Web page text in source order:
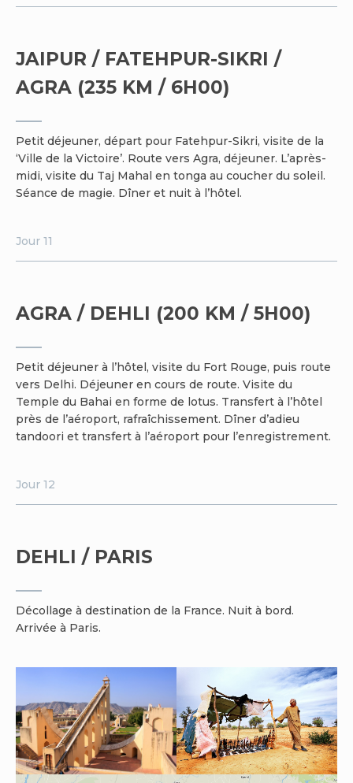
JAIPUR / FATEHPUR-SIKRI /
AGRA (235 KM / 6H00)
Petit déjeuner, départ pour Fatehpur-Sikri, visite de la
‘Ville de la Victoire’. Route vers Agra, déjeuner. L’après-
midi, visite du Taj Mahal en tonga au coucher du soleil.
Séance de magie. Dîner et nuit à l’hôtel.
Jour 11
AGRA / DEHLI (200 KM / 5H00)
Petit déjeuner à l’hôtel, visite du Fort Rouge, puis route
vers Delhi. Déjeuner en cours de route. Visite du
Temple du Bahai en forme de lotus. Transfert à l’hôtel
près de l’aéroport, rafraîchissement. Dîner d’adieu
tandoori et transfert à l’aéroport pour l’enregistrement.
Jour 12
DEHLI / PARIS
Décollage à destination de la France. Nuit à bord.
Arrivée à Paris.